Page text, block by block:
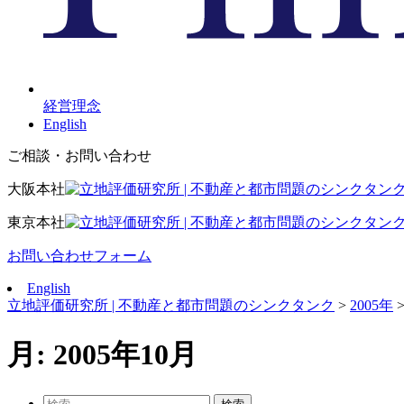
経営理念
English
ご相談・お問い合わせ
大阪本社
東京本社
お問い合わせフォーム
English
立地評価研究所 | 不動産と都市問題のシンクタンク > 2005年 >
月: 2005年10月